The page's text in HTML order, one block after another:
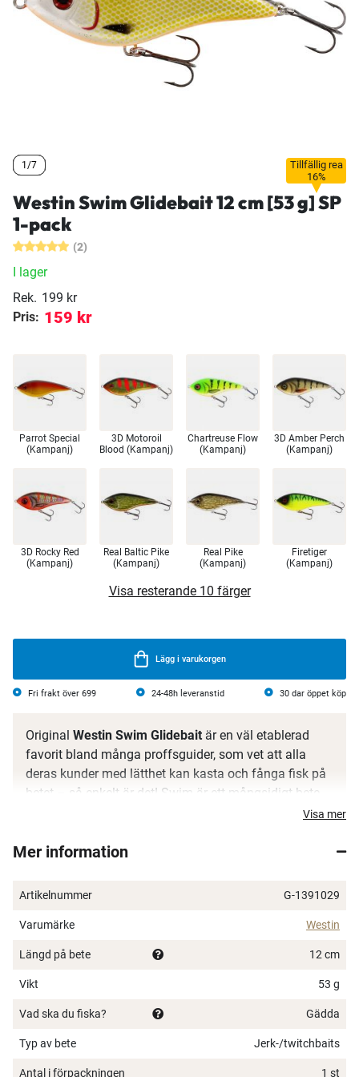
Tillfällig rea
16%
1/7
1/7
1/7
Westin Swim Glidebait 12 cm [53 g] SP
1-pack
(2)
I lager
Rek. 199 kr
Pris: 159 kr
Parrot Special
(Kampanj)
3D Motoroil
Blood (Kampanj)
Chartreuse Flow
(Kampanj)
3D Amber Perch
(Kampanj)
3D Rocky Red
(Kampanj)
Real Baltic Pike
(Kampanj)
Real Pike
(Kampanj)
Firetiger
(Kampanj)
Visa resterande 10 färger
Lägg i varukorgen
Fri frakt över 699 24-48h leveranstid 30 dar öppet köp
Original Westin Swim Glidebait är en väl etablerad
favorit bland många proffsguider, som vet att alla
deras kunder med lätthet kan kasta och fånga fisk på
betet – så enkelt är det! Swim är ett mångsidigt bete
som kan fiskas med ett flertal olika tekniker som ”pull
eller försiktigt jerkas hem med återkommande
skadad eller panikslagen bytesfisk. Så snart du börjar
rovfisken. Ett brett utbud av storlekar, sjunkhastigheter
och väl beprövade färger gör Swim till en mångsidig
fiskfångare av rang. Westin Swim – ditt hemliga
vapen!
Material: ABS-plast
Blyfri konstruktion
Visa mer
Mer information
Artikelnummer G-1391029
Varumärke Westin
Längd på bete 12 cm
Vikt 53 g
Vad ska du fiska? Gädda
Typ av bete Jerk-/twitchbaits
Antal i förpackningen 1 st